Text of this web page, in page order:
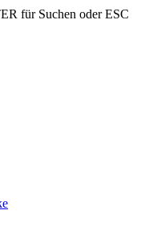
für Suchen oder ESC